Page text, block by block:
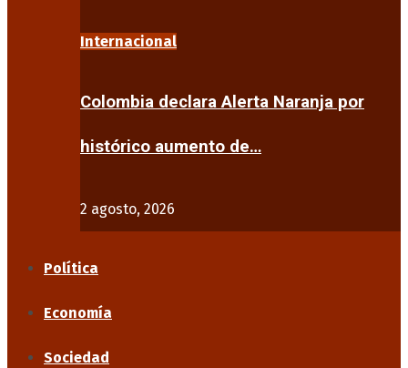
Internacional
Colombia declara Alerta Naranja por
histórico aumento de…
2 agosto, 2026
Política
Economía
Sociedad